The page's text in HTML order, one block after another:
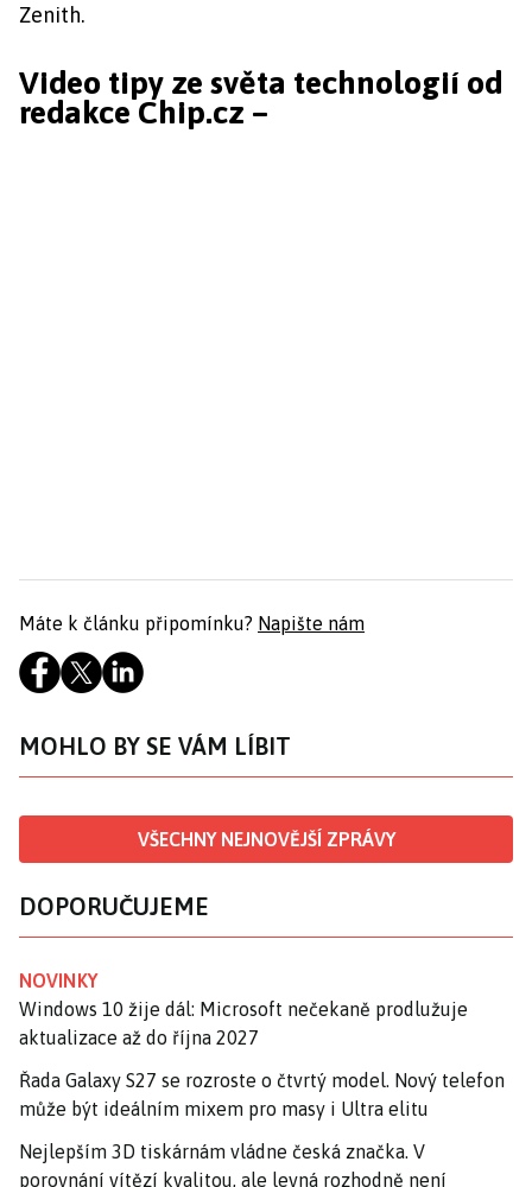
Zenith.
Video tipy ze světa technologií od
redakce Chip.cz –
Máte k článku připomínku? Napište nám
MOHLO BY SE VÁM LÍBIT
VŠECHNY NEJNOVĚJŠÍ ZPRÁVY
DOPORUČUJEME
NOVINKY
Windows 10 žije dál: Microsoft nečekaně prodlužuje
aktualizace až do října 2027
Řada Galaxy S27 se rozroste o čtvrtý model. Nový telefon
může být ideálním mixem pro masy i Ultra elitu
Nejlepším 3D tiskárnám vládne česká značka. V
porovnání vítězí kvalitou, ale levná rozhodně není